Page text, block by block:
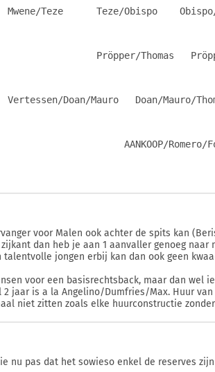
Mwene/Teze      Teze/Obispo
Pröpper/Thomas
Vertessen/Doan/Mauro   Doan/Mauro/
AANKOOP/Romero/
voor Malen ook achter de spits kan
dan heb je aan 1 aanvaller genoeg naar
talentvolle jongen erbij kan dan ook geen
voor een basisrechtsback, maar dan wel
2 jaar is a la Angelino/Dumfries/Max. Huur van
niet zitten zoals elke huurconstructie
nu pas dat het sowieso enkel de reserves